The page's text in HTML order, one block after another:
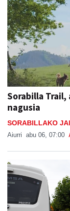
Sorabilla
nagusia
SORABILLAKO
Aiurri abu 06, 07:00